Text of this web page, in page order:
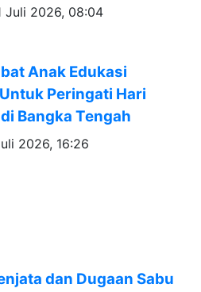
Juli 2026, 08:04
Anak Edukasi
Peringati Hari
Bangka Tengah
2026, 16:26
dan Dugaan Sabu